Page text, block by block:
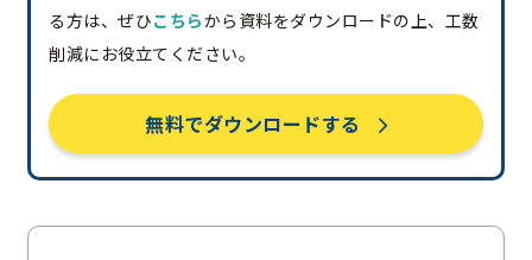
る方は、ぜひこちらから資料をダウンロードの上、工数
削減にお役立てください。
無料でダウンロードする